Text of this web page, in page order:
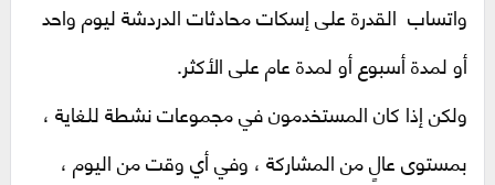
واتساب القدرة على إسكات محادثات الدردشة ليوم واحد
أو لمدة أسبوع أو لمدة عام على الأكثر.
ولكن إذا كان المستخدمون في مجموعات نشطة للغاية ،
بمستوى عالٍ من المشاركة ، وفي أي وقت من اليوم ،